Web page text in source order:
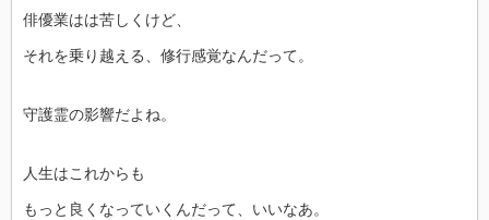
俳優業はは苦しくけど、
それを乗り越える、修行感覚なんだって。
守護霊の影響だよね。
人生はこれからも
もっと良くなっていくんだって、いいなあ。